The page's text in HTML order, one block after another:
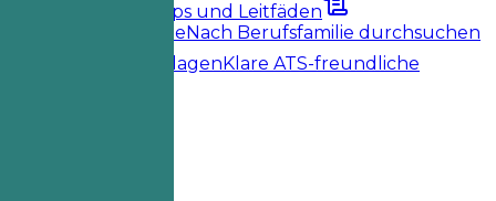
Karrieretipps und Leitfäden
LebenslaufbeispieleNach Berufsfamilie durchsuchen
Lebenslauf-VorlagenKlare ATS-freundliche